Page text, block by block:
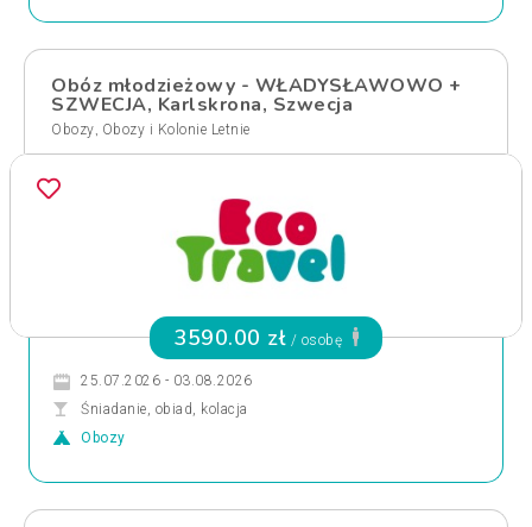
Obóz młodzieżowy - WŁADYSŁAWOWO +
SZWECJA, Karlskrona, Szwecja
Obozy, Obozy i Kolonie Letnie
3590.00 zł / osobę
25.07.2026 - 03.08.2026
Śniadanie, obiad, kolacja
Obozy